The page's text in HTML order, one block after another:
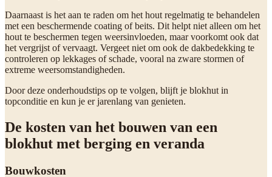
Daarnaast is het aan te raden om het hout regelmatig te behandelen
met een beschermende coating of beits. Dit helpt niet alleen om het
hout te beschermen tegen weersinvloeden, maar voorkomt ook dat
het vergrijst of vervaagt. Vergeet niet om ook de dakbedekking te
controleren op lekkages of schade, vooral na zware stormen of
extreme weersomstandigheden.
Door deze onderhoudstips op te volgen, blijft je blokhut in
topconditie en kun je er jarenlang van genieten.
De kosten van het bouwen van een
blokhut met berging en veranda
Bouwkosten